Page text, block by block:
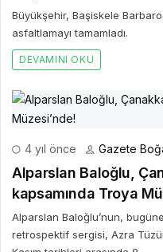
Büyükşehir, Başiskele
asfaltlamayı tamamladı.
DEVAMINI OKU
4 yıl önce Gazete
Alparslan Baloğlu,
kapsamında Troya
Alparslan Baloğlu’nun,
retrospektif sergisi, Azra